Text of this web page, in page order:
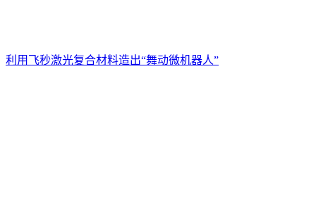
利用飞秒激光复合材料造出“舞动微机器人”